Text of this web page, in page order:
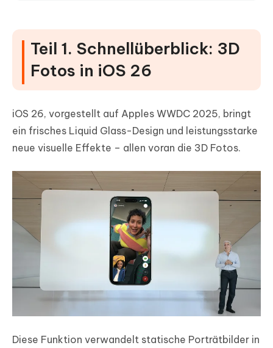
Teil 1. Schnellüberblick: 3D
Fotos in iOS 26
iOS 26, vorgestellt auf Apples WWDC 2025, bringt
ein frisches Liquid Glass-Design und leistungsstarke
neue visuelle Effekte – allen voran die 3D Fotos.
Diese Funktion verwandelt statische Porträtbilder in